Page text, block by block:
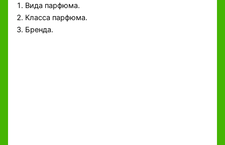
Вида парфюма.
Класса парфюма.
Бренда.